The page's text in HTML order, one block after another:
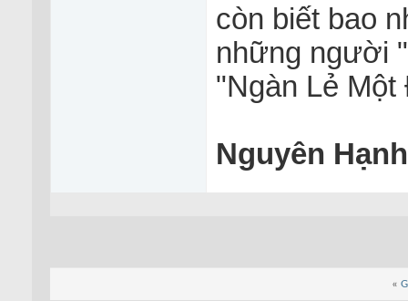
còn biết bao
những người
"Ngàn Lẻ
Nguyên Hạnh
«